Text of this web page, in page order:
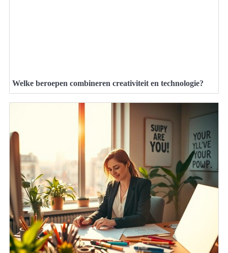
Welke beroepen combineren creativiteit en technologie?